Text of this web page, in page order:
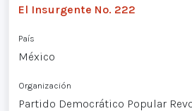
El Insurgente No. 222
País
México
Organización
Partido Democrático Popular